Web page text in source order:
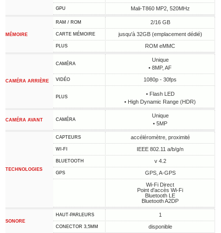
GPU Mali-T860 MP2, 520MHz
MÉMOIRE
RAM / ROM 2/16 GB
CARTE MÉMOIRE jusqu'à 32GB (emplacement dédié)
PLUS ROM eMMC
CAMÉRA ARRIÈRE
CAMÉRA
Unique
• 8MP, AF
VIDÉO 1080p - 30fps
PLUS
• Flash LED
• High Dynamic Range (HDR)
CAMÉRA AVANT CAMÉRA
Unique
• 5MP
TECHNOLOGIES
CAPTEURS accéléromètre, proximité
WI-FI IEEE 802.11 a/b/g/n
BLUETOOTH v 4.2
GPS
GPS, A-GPS
Wi-Fi Direct
Point d'accès Wi-Fi
Bluetooth LE
Bluetooth A2DP
SONORE
HAUT-PARLEURS 1
CONECTOR 3,5MM disponible